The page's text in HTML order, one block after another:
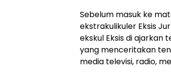
Sebelum masuk ke
ekstrakulikuler Eksis
ekskul Eksis di ajarkan
yang menceritakan
media televisi, radio,